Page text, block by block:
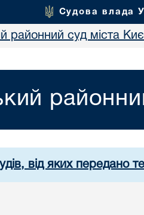
Судова влада
районний суд міста
від яких передано